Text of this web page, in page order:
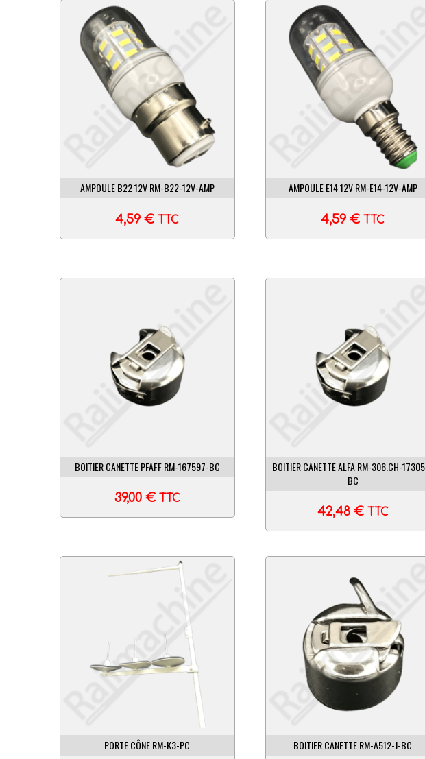
AMPOULE B22 12V RM-B22-12V-AMP
4,59€ TTC
AMPOULE E14 12V RM-E14-12V-AMP
4,59€ TTC
BOITIER CANETTE PFAFF RM-167597-BC
39,00 € TTC
BOITIER CANETTE ALFA RM-306.CH-
BC
42,48 € TTC
PORTE CÔNE RM-K3-PC BOITIER CANETTE RM-A512-J-BC